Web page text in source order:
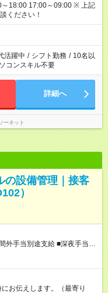
17:00～09:00 ※ 上記
ください！
活躍中 / シフト勤務 / 10名以
コンスキル不要
詳細へ
ーネット
の設備管理｜接客
）
外手当別途支給 ■深夜手当別
お伝えします。（最寄り